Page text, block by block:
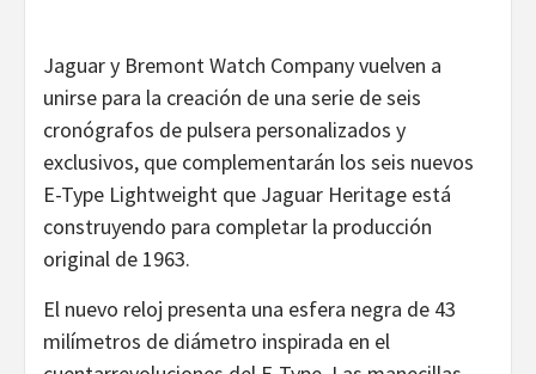
Jaguar y Bremont Watch Company vuelven a
unirse para la creación de una serie de seis
cronógrafos de pulsera personalizados y
exclusivos, que complementarán los seis nuevos
E-Type Lightweight que Jaguar Heritage está
construyendo para completar la producción
original de 1963.
El nuevo reloj presenta una esfera negra de 43
milímetros de diámetro inspirada en el